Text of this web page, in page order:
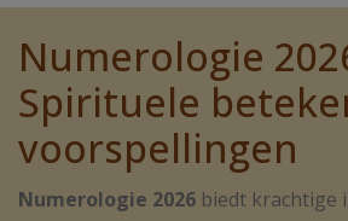
Numerologie
Spirituele
voorspellingen
Numerologie 2026 biedt krachtige